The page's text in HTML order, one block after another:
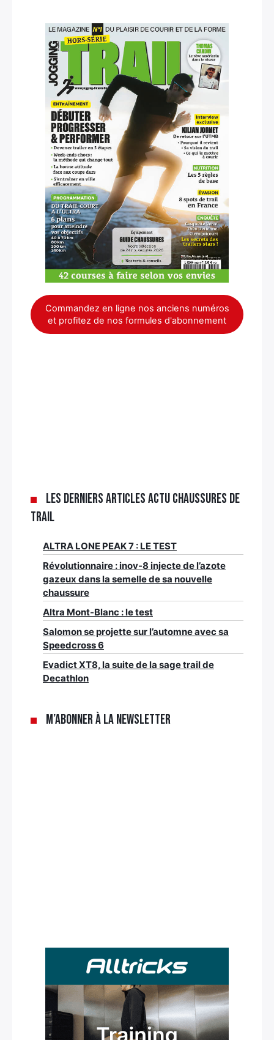
Commandez en ligne nos anciens numéros
et profitez de nos formules d'abonnement
Les derniers articles Actu chaussures de
trail
ALTRA LONE PEAK 7 : LE TEST
Révolutionnaire : inov-8 injecte de l’azote
gazeux dans la semelle de sa nouvelle
chaussure
Altra Mont-Blanc : le test
Salomon se projette sur l’automne avec sa
Speedcross 6
Evadict XT8, la suite de la sage trail de
Decathlon
M’abonner à la newsletter